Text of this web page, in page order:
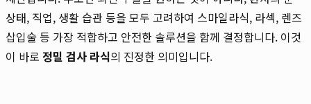
상태, 직업, 생활 습관 등을 모두 고려하여 스마일라식, 라섹, 렌즈
삽입술 등 가장 적합하고 안전한 솔루션을 함께 결정합니다. 이것
이 바로 정밀 검사 라식의 진정한 의미입니다.